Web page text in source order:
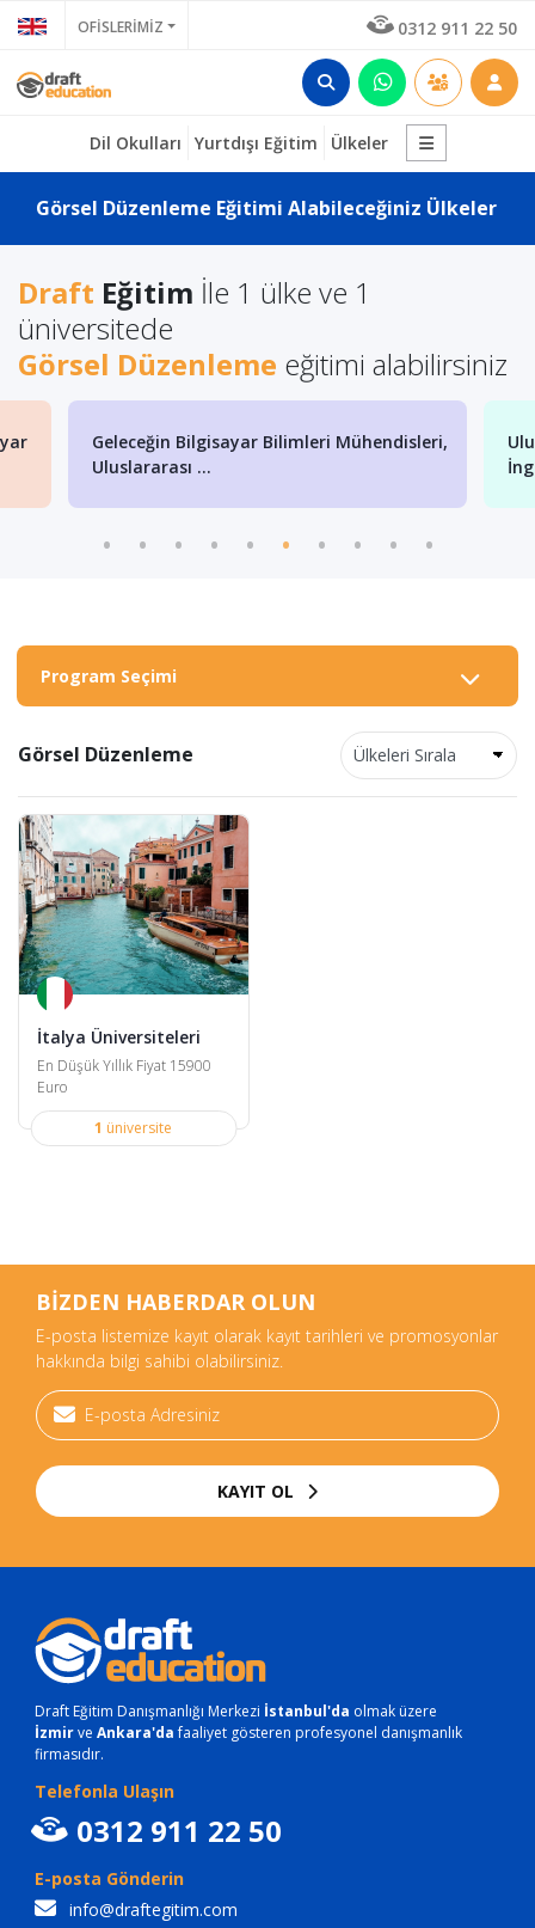
OFİSLERİMİZ 0312 911 22 50
Dil Okulları Yurtdışı Eğitim Ülkeler
Görsel Düzenleme Eğitimi Alabileceğiniz Ülkeler
Draft Eğitim İle 1 ülke ve 1
üniversitede
Görsel Düzenleme eğitimi alabilirsiniz
Geleceğin Bilgisayar Bilimleri Mühendisleri,
Uluslararası ...
Program Seçimi
Görsel Düzenleme
İtalya Üniversiteleri
En Düşük Yıllık Fiyat 15900
Euro
1 üniversite
BİZDEN HABERDAR OLUN
E-posta listemize kayıt olarak kayıt tarihleri ve promosyonlar
hakkında bilgi sahibi olabilirsiniz.
KAYIT OL
Draft Eğitim Danışmanlığı Merkezi İstanbul'da olmak üzere
İzmirve Ankara'dafaaliyet gösteren profesyonel danışmanlık
firmasıdır.
Telefonla Ulaşın
0312 911 22 50
E-posta Gönderin
info@draftegitim.com